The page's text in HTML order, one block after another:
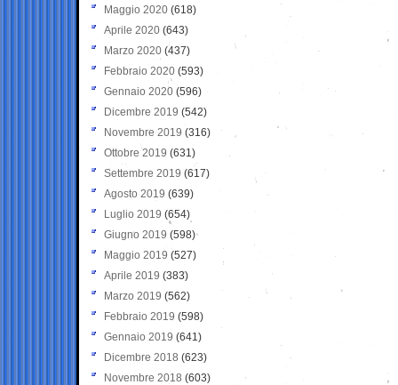
Maggio 2020 (618)
Aprile 2020 (643)
Marzo 2020 (437)
Febbraio 2020 (593)
Gennaio 2020 (596)
Dicembre 2019 (542)
Novembre 2019 (316)
Ottobre 2019 (631)
Settembre 2019 (617)
Agosto 2019 (639)
Luglio 2019 (654)
Giugno 2019 (598)
Maggio 2019 (527)
Aprile 2019 (383)
Marzo 2019 (562)
Febbraio 2019 (598)
Gennaio 2019 (641)
Dicembre 2018 (623)
Novembre 2018 (603)